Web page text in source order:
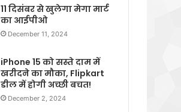
11 दिसंबर से खुलेगा मेगा मार्ट
का आईपीओ
December 11, 2024
iPhone 15 को सस्ते दाम में
खरीदने का मौका, Flipkart
डील में होगी अच्छी बचत!
December 2, 2024